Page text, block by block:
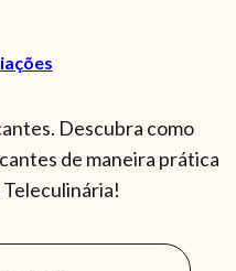
Descubra como
de maneira prática
Teleculinária!